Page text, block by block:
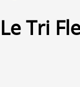
Le Tri